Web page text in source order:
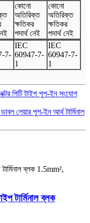
কোনো
অতিরিক্ত
ক্ষতিকর
পদার্থ নেই
কোনো
অতিরিক্ত
ক্ষতিকর
পদার্থ নেই
-7-
IEC
60947-7-
1
IEC
60947-7-
1
পিটি টাইপ পুশ-ইন সংযোগ
লেয়ার পুশ-ইন আর্থ টার্মিনাল
টার্মিনাল ব্লক